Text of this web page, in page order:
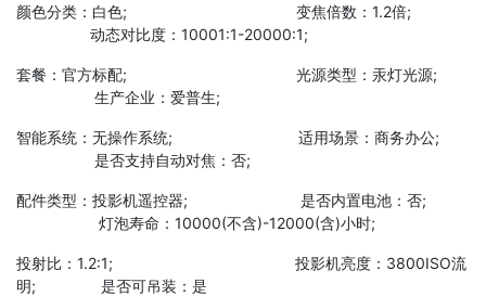
颜色分类：白色; 变焦倍数：1.2倍;
动态对比度：10001:1-20000:1;
套餐：官方标配; 光源类型：汞灯光源;
生产企业：爱普生;
智能系统：无操作系统; 适用场景：商务办公;
是否支持自动对焦：否;
配件类型：投影机遥控器; 是否内置电池：否;
灯泡寿命：10000(不含)-12000(含)小时;
投射比：1.2:1; 投影机亮度：3800ISO流
明; 是否可吊装：是